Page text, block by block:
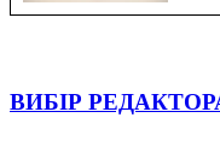
ВИБІР